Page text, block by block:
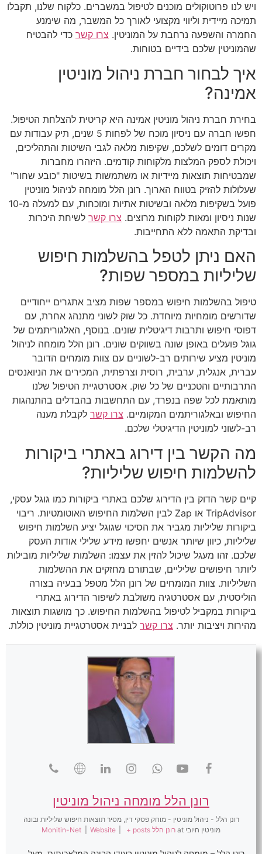
ויש לנו פרוטוקולים מוכנים לטיפול במשברים. כלקוח שלנו, תקבלו
תמיכה מיידית וליווי מקצועי לאורך כל המשבר, מה שימנע
החמרה והשפעה נרחבת על המוניטין. צרו קשר כדי להבטיח
שהמוניטין שלכם בידיים בטוחות.
איך לבחור חברת ניהול מוניטין
אמינה?
בחירת חברת ניהול מוניטין אמינה היא קריטית להצלחת הטיפול.
חפשו חברה עם ניסיון מוכח של לפחות 5 שנים, תיק עבודות עם
מקרים דומים לשלכם, שקיפות מלאה לגבי השיטות והתהליכים,
ויכולת לספק המלצות מלקוחות קודמים. היזהרו מחברות
שמבטיחות תוצאות מיידיות או משתמשות בשיטות "כובע שחור"
שעלולות להזיק בטווח הארוך. רונן הלל מומחה לניהול מוניטין
פועל בשקיפות מלאה ובשיטות אתיות ומוכחות, עם למעלה מ-10
שנות ניסיון ומאות לקוחות מרוצים. צרו קשר לשיחת היכרות
ובדיקת התאמה ללא התחייבות.
האם ניתן לטפל בהשלמות חיפוש
שליליות במספר שפות?
טיפול בהשלמות חיפוש במספר שפות מציב אתגרים ייחודיים
שדורשים מומחיות מיוחדת. כל שוק לשוני מתנהג אחרת, עם
דפוסי חיפוש ותרבות דיגיטלית שונים. בנוסף, האלגוריתמים של
גוגל פועלים באופן שונה בשווקים שונים. רונן הלל מומחה לניהול
מוניטין מציע שירותים רב-לשוניים עם צוות מומחים הדובר
עברית, אנגלית, ערבית, רוסית וצרפתית, המכירים את הניואנסים
התרבותיים והטכניים של כל שוק. אסטרטגיית הטיפול שלנו
מותאמת לכל שפה בנפרד, עם התחשבות בהבדלים בהתנהגות
החיפוש ובאלגוריתמים המקומיים. צרו קשר לקבלת מענה
רב-לשוני למוניטין הדיגיטלי שלכם.
מה הקשר בין דירוג באתרי ביקורות
להשלמות חיפוש שליליות?
קיים קשר הדוק בין הדירוג שלכם באתרי ביקורות כמו גוגל עסקי,
TripAdvisor או Zap לבין השלמות החיפוש האוטומטיות. ריבוי
ביקורות שליליות מגביר את הסיכוי שגוגל יציע השלמות חיפוש
שליליות, כיוון שיותר אנשים יחפשו מידע שלילי אודות העסק
שלכם. זהו מעגל שיכול להזין את עצמו: השלמות שליליות מובילות
ליותר חיפושים שליליים, שבתורם מחזקים את ההשלמות
השליליות. צוות המומחים של רונן הלל מטפל בבעיה בצורה
הוליסטית, עם אסטרטגיה משולבת לשיפור הדירוג באתרי
ביקורות במקביל לטיפול בהשלמות החיפוש. כך מושגות תוצאות
מהירות ויציבות יותר. צרו קשר לבניית אסטרטגיית מוניטין כוללת.
רונן הלל מומחה ניהול מוניטין
רונן הלל - ניהול מוניטין - מוחק פסקי דין, מסיר תוצאות חיפוש שליליות ובונה
מוניטין חיובי at רונן הלל Monitin-Net Website + posts